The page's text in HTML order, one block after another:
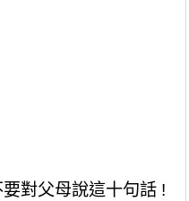
對父母說這十句話 !